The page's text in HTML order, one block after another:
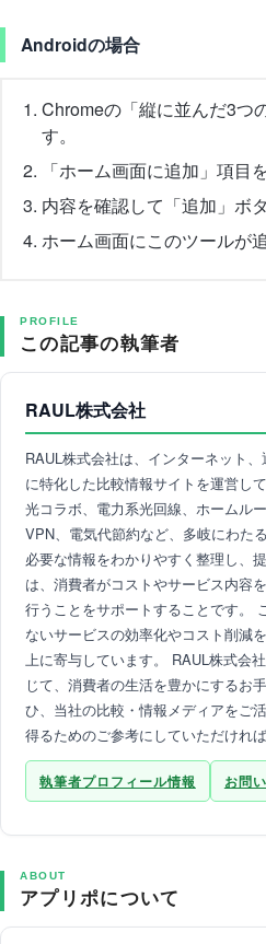
Androidの場合
Chromeの「縦に並んだ3つ
す。
「ホーム画面に追加」項目
内容を確認して「追加」ボ
ホーム画面にこのツールが
PROFILE
この記事の執筆者
RAUL株式会社
RAUL株式会社は、インターネット
に特化した比較情報サイトを運営し
光コラボ、電力系光回線、ホームル
VPN、電気代節約など、多岐にわた
必要な情報をわかりやすく整理し、
は、消費者がコストやサービス内容
行うことをサポートすることです。
ないサービスの効率化やコスト削減
上に寄与しています。 RAUL株式会
じて、消費者の生活を豊かにするお
ひ、当社の比較・情報メディアをご
得るためのご参考にしていただければ
執筆者プロフィール情報 お問
ABOUT
アプリポについて